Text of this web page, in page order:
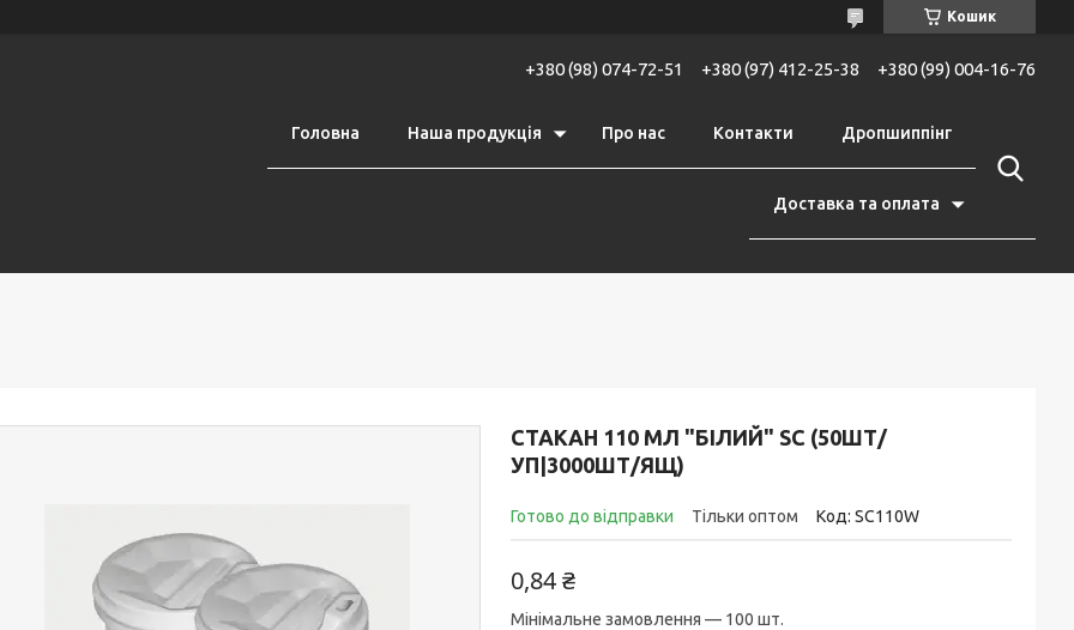
Кошик
+380 (98) 074-72-51 +380 (97) 412-25-38 +380 (99) 004-16-76
Головна Наша продукція Про нас Контакти Дропшиппінг
Доставка та оплата
СТАКАН 110 МЛ "БІЛИЙ" SC (50ШТ/
УП|3000ШТ/ЯЩ)
Готово до відправки Тільки оптом Код: SC110W
0,84 ₴
Мінімальне замовлення — 100 шт.